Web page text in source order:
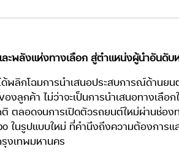
ะพลังแห่งทางเลือก สู่ตำแหน่งผู้นำอันดั
พลิกโฉมการนำเสนอประสบการณ์ด้าน
กค้า ไม่ว่าจะเป็นการนำเสนอทางเลือก
ตลอดจนการเปิดตัวรถยนต์ใหม่ผ่านช่อ
ในรูปแบบใหม่ ที่คำนึงถึงความต้องการ
งเทพมหานคร